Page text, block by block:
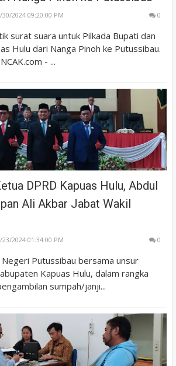
30/2024 09:20:00 PM 0
surat suara untuk Pilkada Bupati dan
Hulu dari Nanga Pinoh ke Putussibau.
- ...
DPRD Kapuas Hulu, Abdul
Ali Akbar Jabat Wakil
23/2024 01:34:00 PM 0
Putussibau bersama unsur
Kapuas Hulu, dalam rangka
sumpah/janji...